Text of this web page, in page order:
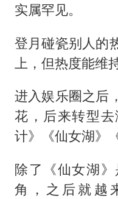
实属罕见。
登月碰瓷别人的
上，但热度能维
进入娱乐圈之后
花，后来转型
计》《仙女湖》
除了《仙女湖
角，之后就越